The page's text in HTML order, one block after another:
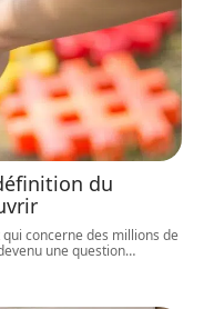
du
concerne des millions de
une question…